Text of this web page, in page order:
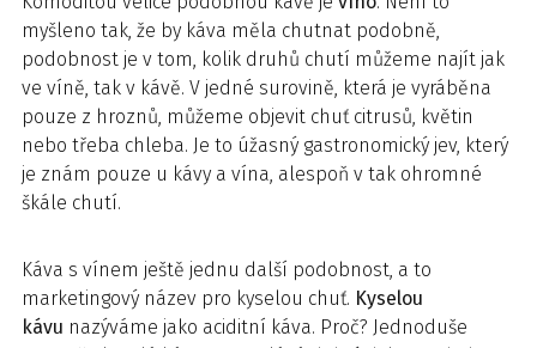
myšleno tak, že by káva měla chutnat podobně,
podobnost je v tom, kolik druhů chutí můžeme najít jak
ve víně, tak v kávě. V jedné surovině, která je vyráběna
pouze z hroznů, můžeme objevit chuť citrusů, květin
nebo třeba chleba. Je to úžasný gastronomický jev, který
je znám pouze u kávy a vína, alespoň v tak ohromné
škále chutí.
Káva s vínem ještě jednu další podobnost, a to
marketingový název pro kyselou chuť. Kyselou
kávu nazýváme jako aciditní káva. Proč? Jednoduše